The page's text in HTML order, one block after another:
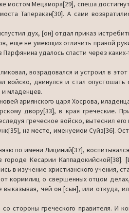
мостом Мецамора[29], спеша
Таперакан[30]. А сами
дух, [он] отдал приказ
еще не умеющих отличить правой
удалось спасти через
возрадовался и устроил в
двинулся и стал опустошать
младенцев.
армянского царя Хосрова,
двору[33], в края греческие.
греческое войско, вытеснил
на месте, именуемом Суйз[36].
по имени Лициний[37],
Кесарии Каппадокийской[38].
в изучение христианского учения,
кор­милиц о свершенных отцом
чей он [сын], или откуда,
сто­роны греческого правителя. И